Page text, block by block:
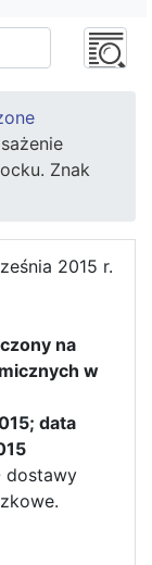
Znak
2015 r.
na
w
data
dostawy